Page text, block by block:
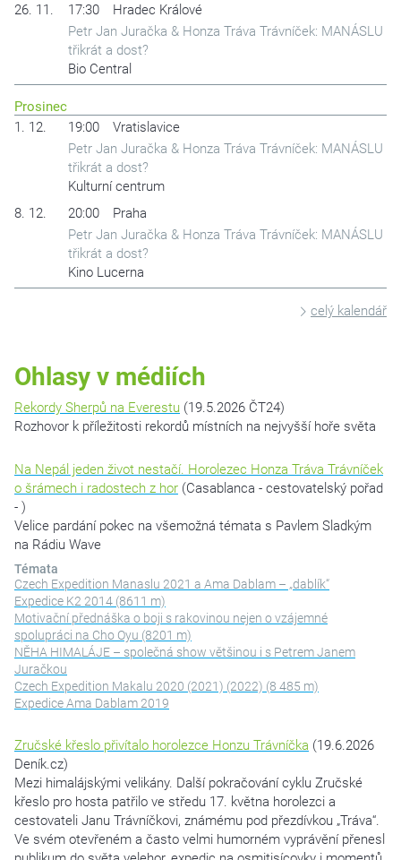
26. 11.
17:30
Hradec Králové
Petr Jan Juračka & Honza Tráva Trávníček: MANÁSLU
třikrát a dost?
Bio Central
Prosinec
1. 12.
19:00
Vratislavice
Petr Jan Juračka & Honza Tráva Trávníček: MANÁSLU
třikrát a dost?
Kulturní centrum
8. 12.
20:00
Praha
Petr Jan Juračka & Honza Tráva Trávníček: MANÁSLU
třikrát a dost?
Kino Lucerna
celý kalendář
Ohlasy v médiích
Rekordy Sherpů na Everestu (19.5.2026 ČT24)
Rozhovor k příležitosti rekordů místních na nejvyšší hoře světa
Na Nepál jeden život nestačí. Horolezec Honza Tráva Trávníček
o šrámech i radostech z hor (Casablanca - cestovatelský pořad
- )
Velice pardání pokec na všemožná témata s Pavlem Sladkým
na Rádiu Wave
Témata
Czech Expedition Manaslu 2021 a Ama Dablam – „dablík“
Expedice K2 2014 (8611 m)
Motivační přednáška o boji s rakovinou nejen o vzájemné
spolupráci na Cho Oyu (8201 m)
NĚHA HIMALÁJE – společná show většinou i s Petrem Janem
Juračkou
Czech Expedition Makalu 2020 (2021) (2022) (8 485 m)
Expedice Ama Dablam 2019
Zručské křeslo přivítalo horolezce Honzu Trávníčka (19.6.2026
Deník.cz)
Mezi himalájskými velikány. Další pokračování cyklu Zručské
křeslo pro hosta patřilo ve středu 17. května horolezci a
cestovateli Janu Trávníčkovi, známému pod přezdívkou „Tráva“.
Ve svém otevřeném a často velmi humorném vyprávění přenesl